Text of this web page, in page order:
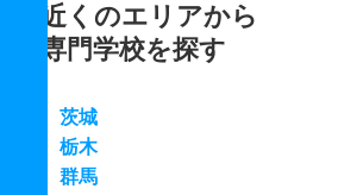
近くのエリアから
専門学校を探す
茨城
栃木
群馬